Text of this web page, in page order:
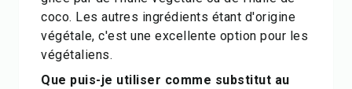
coco. Les autres ingrédients étant d'origine
végétale, c'est une excellente option pour les
végétaliens.
Que puis-je utiliser comme substitut au